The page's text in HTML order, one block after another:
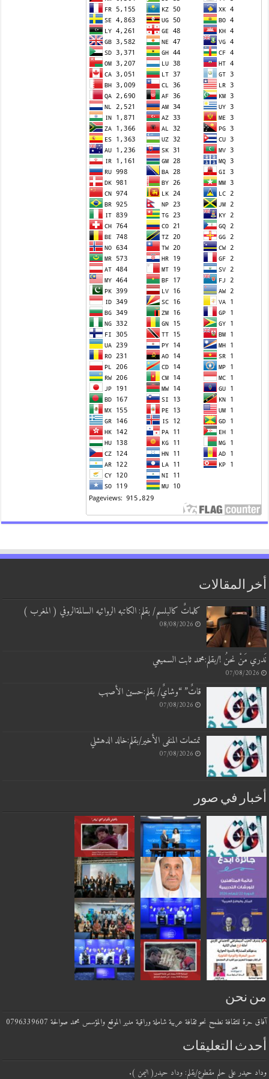
المقالات
كلماتٌ كالبلسم/ بقلم: الكاتبه الروائيه السالمةالروفي ( المغرب )
08/08/2026
مَنْ نحنُ !/بقلم:محمد ثابت السميعي
07/08/
قاتٌ” “وشايٌ/ بقلم:حسين الأصهب
07/08/2026
تمتمات المنفى الأخير/بقلم:خالد الدهشلي
07/08/2026
في صور
نحن
للثقافة نطمح نحو ثقافة عربية شاملة وراقية مدير الموقع والمؤسس محمد صوالحة 0796339607
التعليقات
علىحلم مقطوع/بقلم: وداد حيدر( اليمن ).